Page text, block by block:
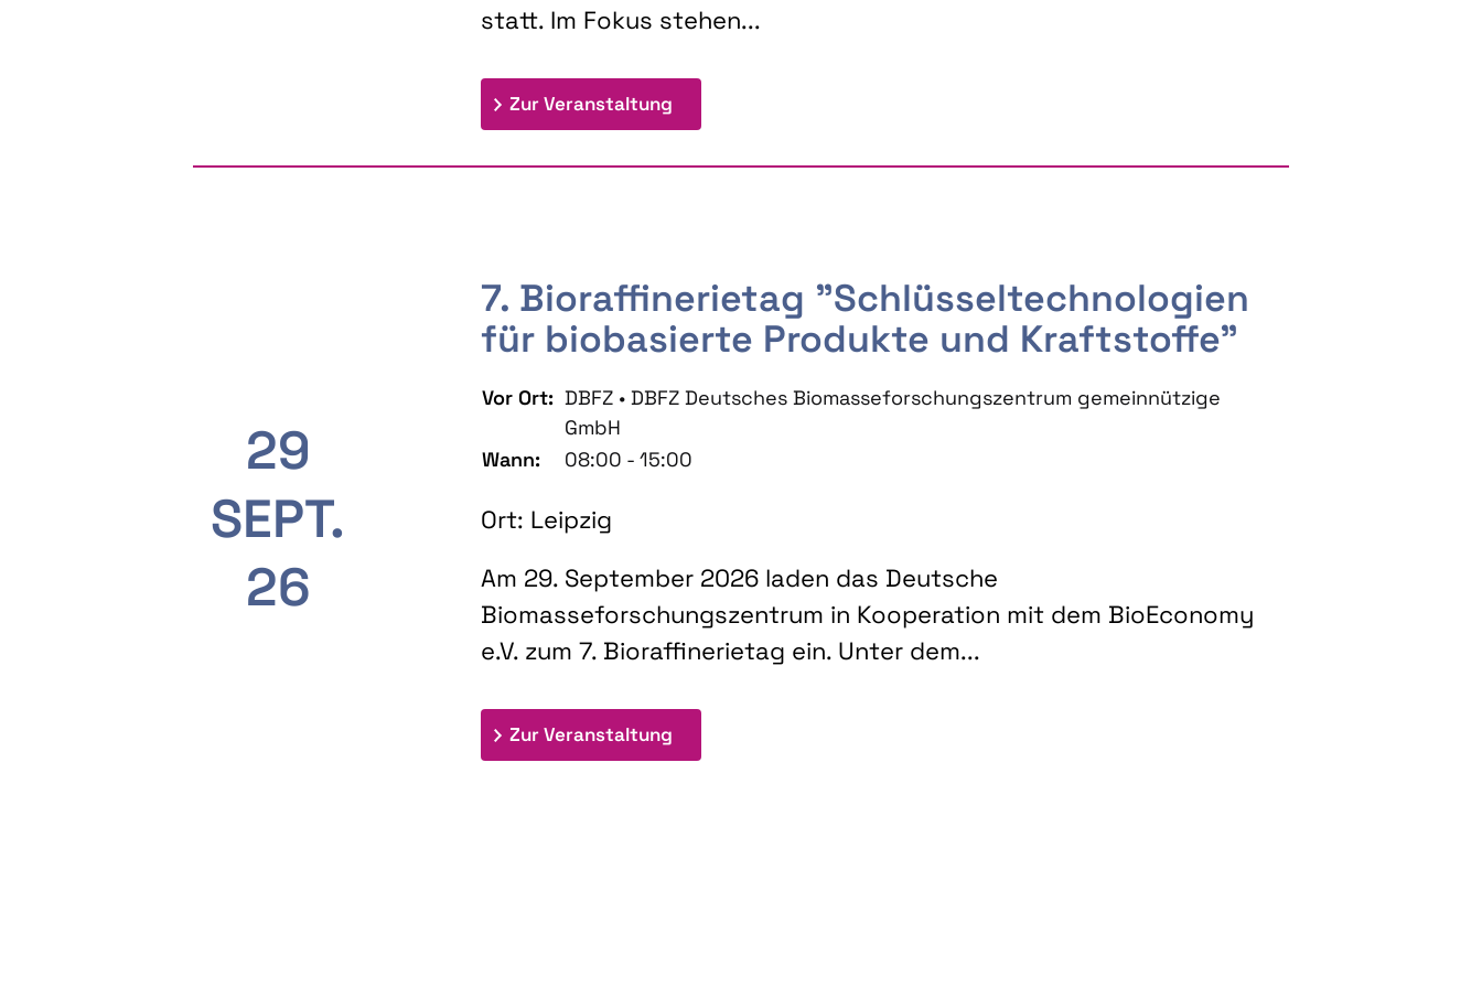
statt. Im Fokus stehen...
Zur Veranstaltung: 9th Doctoral Colloquium BIOENERGY AND BIOBASED PRODUCTS
29
SEPT.
26
7. Bioraffinerietag "Schlüsseltechnologien
für biobasierte Produkte und Kraftstoffe"
Vor Ort: DBFZ • DBFZ Deutsches Biomasseforschungszentrum gemeinnützige
GmbH
Wann:
08:00 - 15:00
Ort: Leipzig
Am 29. September 2026 laden das Deutsche
Biomasseforschungszentrum in Kooperation mit dem BioEconomy
e.V. zum 7. Bioraffinerietag ein. Unter dem...
Zur Veranstaltung: 7. Bioraffinerietag "Schlüsseltechnologien für biobasierte Produkte und Kraftstoffe"